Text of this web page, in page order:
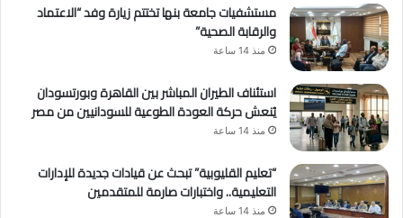
مستشفيات جامعة بنها تختتم زيارة وفد “الاعتماد
والرقابة الصحية”
منذ 14 ساعة
استئناف الطيران المباشر بين القاهرة وبورتسودان
يُنعش حركة العودة الطوعية للسودانيين من مصر
منذ 14 ساعة
“تعليم القليوبية” تبحث عن قيادات جديدة للإدارات
التعليمية.. واختبارات صارمة للمتقدمين
منذ 14 ساعة